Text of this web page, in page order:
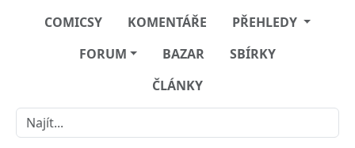
COMICSY KOMENTÁŘE
PŘEHLEDY
FORUM
BAZAR
SBÍRKY
ČLÁNKY